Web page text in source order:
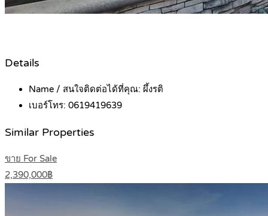
Details
Name / สนใจติดต่อได้ที่คุณ: ผึ้งรติ
เบอร์โทร: 0619419639
Similar Properties
ขาย For Sale
2,390,000฿